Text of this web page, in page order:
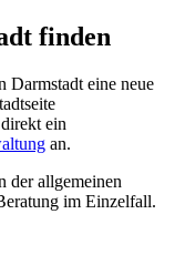
finden
Darmstadt eine neue
ein
an.
der allgemeinen
im Einzelfall.